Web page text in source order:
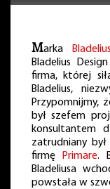
Marka Bladelius
Bladelius
firma, której
Bladelius,
Przypomnijmy,
był szefem
konsultantem
zatrudniany
firmę
Primare.
Bladeliusa
powstała w